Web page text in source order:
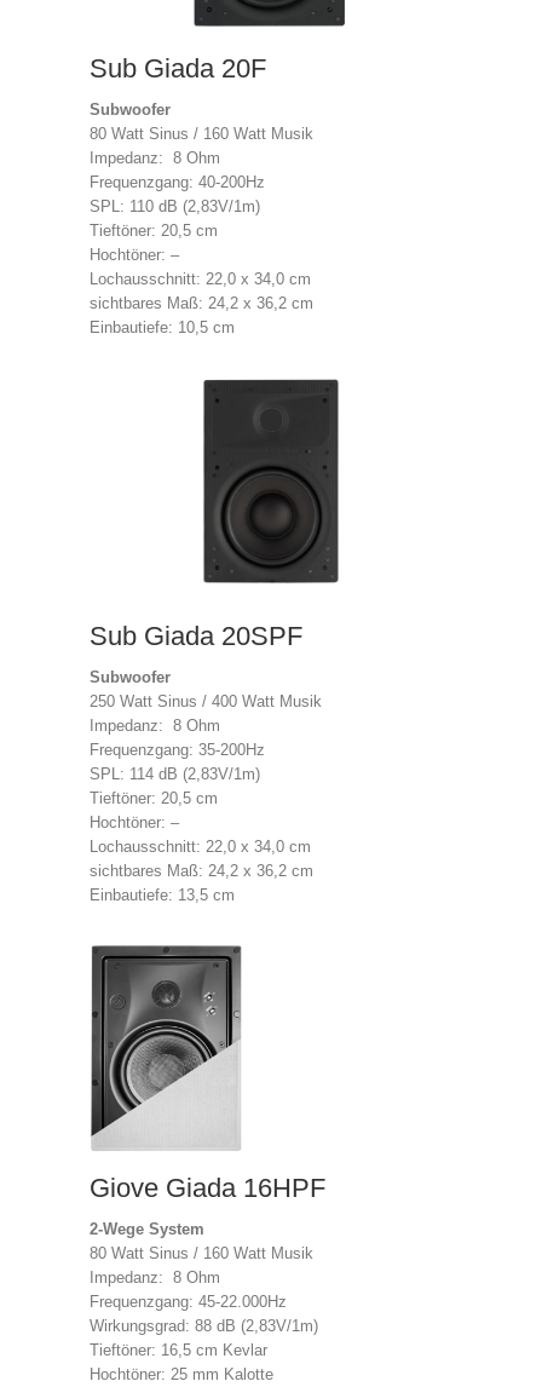
Sub Giada 20F
Subwoofer
80 Watt Sinus / 160 Watt Musik
Impedanz: 8 Ohm
Frequenzgang: 40-200Hz
SPL: 110 dB (2,83V/1m)
Tieftöner: 20,5 cm
Hochtöner: –
Lochausschnitt: 22,0 x 34,0 cm
sichtbares Maß: 24,2 x 36,2 cm
Einbautiefe: 10,5 cm
Sub Giada 20SPF
Subwoofer
250 Watt Sinus / 400 Watt Musik
Impedanz: 8 Ohm
Frequenzgang: 35-200Hz
SPL: 114 dB (2,83V/1m)
Tieftöner: 20,5 cm
Hochtöner: –
Lochausschnitt: 22,0 x 34,0 cm
sichtbares Maß: 24,2 x 36,2 cm
Einbautiefe: 13,5 cm
Giove Giada 16HPF
2-Wege System
80 Watt Sinus / 160 Watt Musik
Impedanz: 8 Ohm
Frequenzgang: 45-22.000Hz
Wirkungsgrad: 88 dB (2,83V/1m)
Tieftöner: 16,5 cm Kevlar
Hochtöner: 25 mm Kalotte